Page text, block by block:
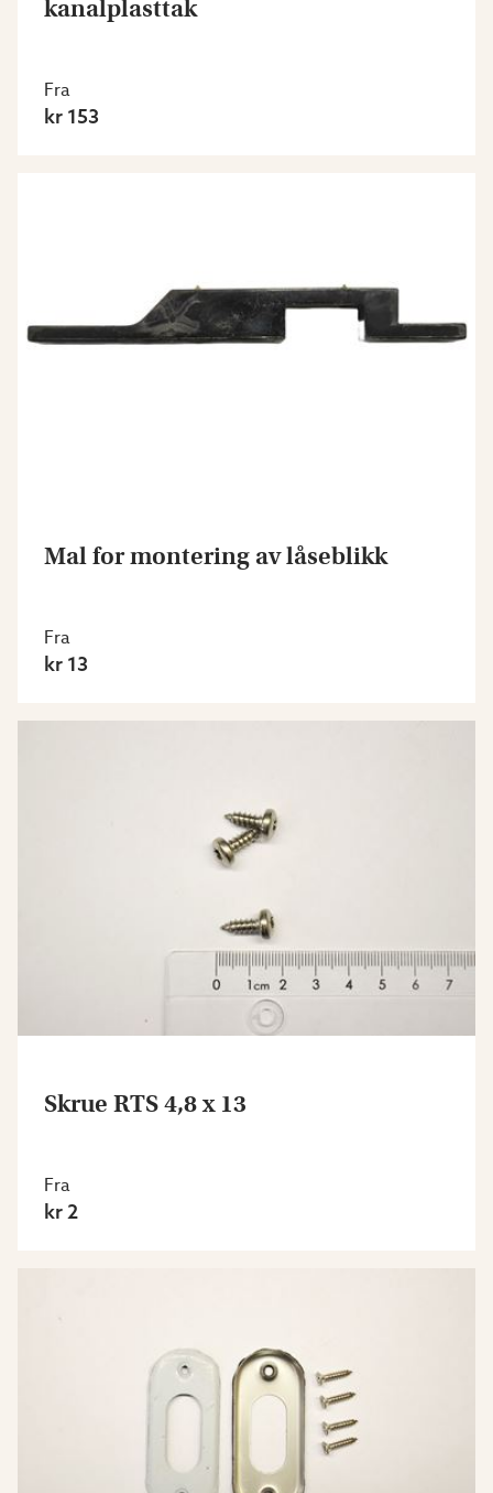
kanalplasttak
Fra
kr 153
Mal for montering av låseblikk
Fra
kr 13
Skrue RTS 4,8 x 13
Fra
kr 2